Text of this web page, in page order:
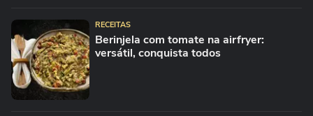
RECEITAS
Berinjela com tomate na airfryer:
versátil, conquista todos